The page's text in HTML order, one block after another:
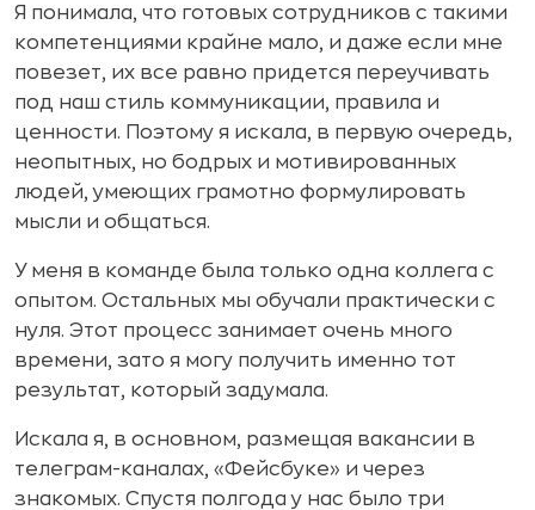
Я понимала, что готовых сотрудников с такими
компетенциями крайне мало, и даже если мне
повезет, их все равно придется переучивать
под наш стиль коммуникации, правила и
ценности. Поэтому я искала, в первую очередь,
неопытных, но бодрых и мотивированных
людей, умеющих грамотно формулировать
мысли и общаться.
У меня в команде была только одна коллега с
опытом. Остальных мы обучали практически с
нуля. Этот процесс занимает очень много
времени, зато я могу получить именно тот
результат, который задумала.
Искала я, в основном, размещая вакансии в
телеграм-каналах, «Фейсбуке» и через
знакомых. Спустя полгода у нас было три